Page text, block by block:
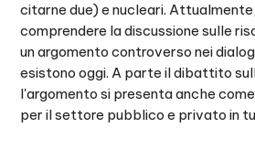
citarne due) e nucleari.
comprendere la discussione sulle
un argomento controverso nei
esistono oggi. A parte il dibattito
l'argomento si presenta anche
per il settore pubblico e privato in